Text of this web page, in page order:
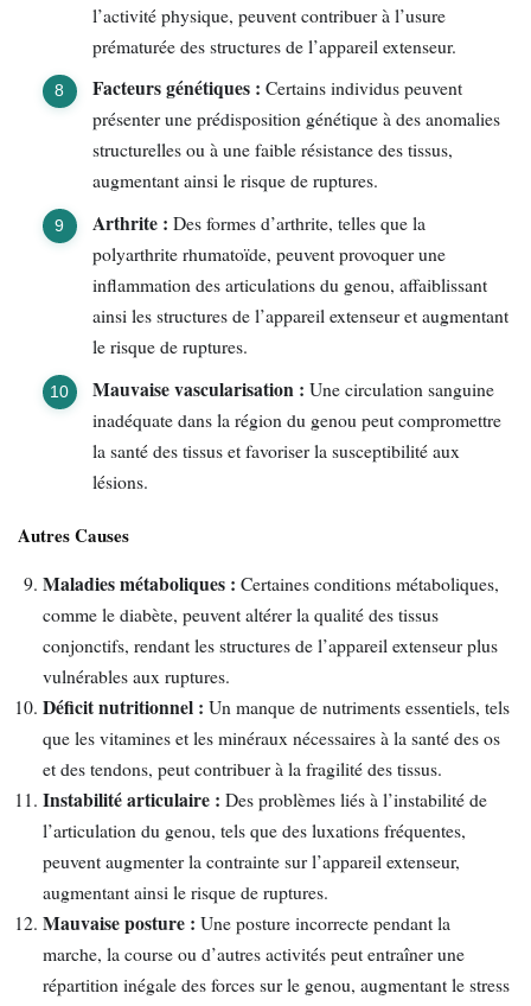
l’activité physique, peuvent contribuer à l’usure
prématurée des structures de l’appareil extenseur.
Facteurs génétiques : Certains individus peuvent
présenter une prédisposition génétique à des anomalies
structurelles ou à une faible résistance des tissus,
augmentant ainsi le risque de ruptures.
Arthrite : Des formes d’arthrite, telles que la
polyarthrite rhumatoïde, peuvent provoquer une
inflammation des articulations du genou, affaiblissant
ainsi les structures de l’appareil extenseur et augmentant
le risque de ruptures.
Mauvaise vascularisation : Une circulation sanguine
inadéquate dans la région du genou peut compromettre
la santé des tissus et favoriser la susceptibilité aux
lésions.
Autres Causes
Maladies métaboliques : Certaines conditions métaboliques,
comme le diabète, peuvent altérer la qualité des tissus
conjonctifs, rendant les structures de l’appareil extenseur plus
vulnérables aux ruptures.
Déficit nutritionnel : Un manque de nutriments essentiels, tels
que les vitamines et les minéraux nécessaires à la santé des os
et des tendons, peut contribuer à la fragilité des tissus.
Instabilité articulaire : Des problèmes liés à l’instabilité de
l’articulation du genou, tels que des luxations fréquentes,
peuvent augmenter la contrainte sur l’appareil extenseur,
augmentant ainsi le risque de ruptures.
Mauvaise posture : Une posture incorrecte pendant la
marche, la course ou d’autres activités peut entraîner une
répartition inégale des forces sur le genou, augmentant le stress